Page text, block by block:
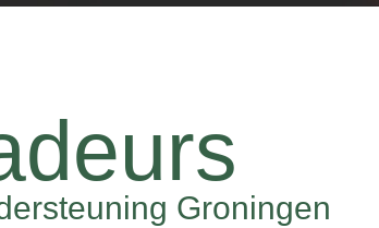
Groningen